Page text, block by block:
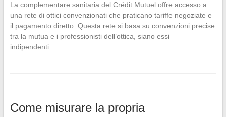
La complementare sanitaria del Crédit Mutuel offre accesso a
una rete di ottici convenzionati che praticano tariffe negoziate e
il pagamento diretto. Questa rete si basa su convenzioni precise
tra la mutua e i professionisti dell’ottica, siano essi
indipendenti…
Come misurare la propria